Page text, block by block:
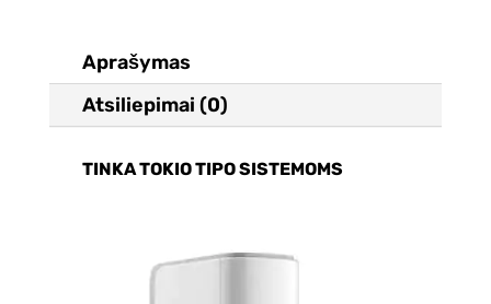
Aprašymas
Atsiliepimai (0)
TINKA TOKIO TIPO SISTEMOMS